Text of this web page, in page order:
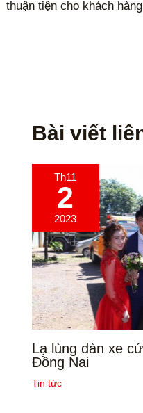
thuận tiện cho khách
Bài viết
Th11
2
2023
Lạ lùng dàn xe
Đồng Nai
Tin tức